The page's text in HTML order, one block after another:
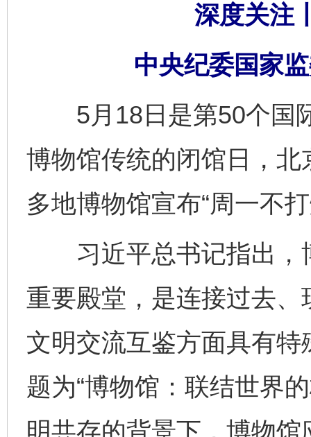
深度关注
中央纪委国家
5月18日是第50个国
博物馆传统的闭馆日，
多地博物馆宣布“周一不
习近平总书记指出，
重要殿堂，是连接过去
文明交流互鉴方面具有
题为“博物馆：联结世界
明共存的背景下，博物